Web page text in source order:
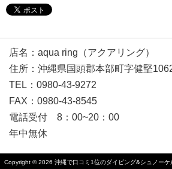
店名：aqua ring（アクアリング）
住所：沖縄県国頭郡本部町字健堅
TEL：0980-43-9272
FAX：0980-43-8545
電話受付 8：00~20：00
年中無休
Copyright © 2026 沖縄で口コミ1位のダイビング&シュノー